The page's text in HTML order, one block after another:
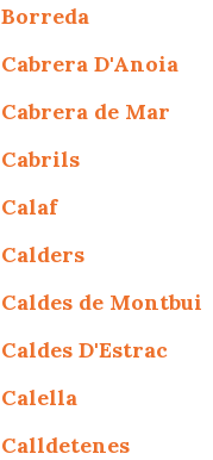
Borreda
Cabrera D'Anoia
Cabrera de Mar
Cabrils
Calaf
Calders
Caldes de Montbui
Caldes D'Estrac
Calella
Calldetenes